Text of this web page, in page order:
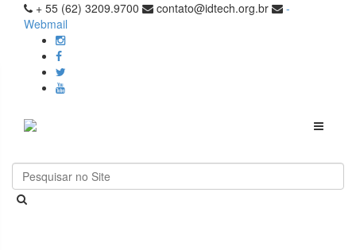
+ 55 (62) 3209.9700 contato@idtech.org.br
-
Webmail
Toggle